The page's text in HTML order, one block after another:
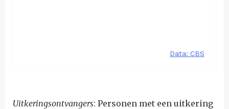
Uitkeringsontvangers: Personen met een uitkering